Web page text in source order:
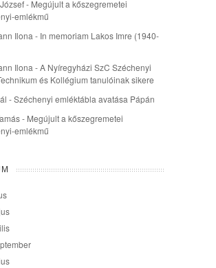
- Megújult a kőszegremetei
emlékmű
Ilona - In memoriam Lakos Imre (1940-
Ilona -A Nyíregyházi SzC Széchenyi
és Kollégium tanulóinak sikere
-Széchenyi emléktábla avatása Pápán
- Megújult a kőszegremetei
emlékmű